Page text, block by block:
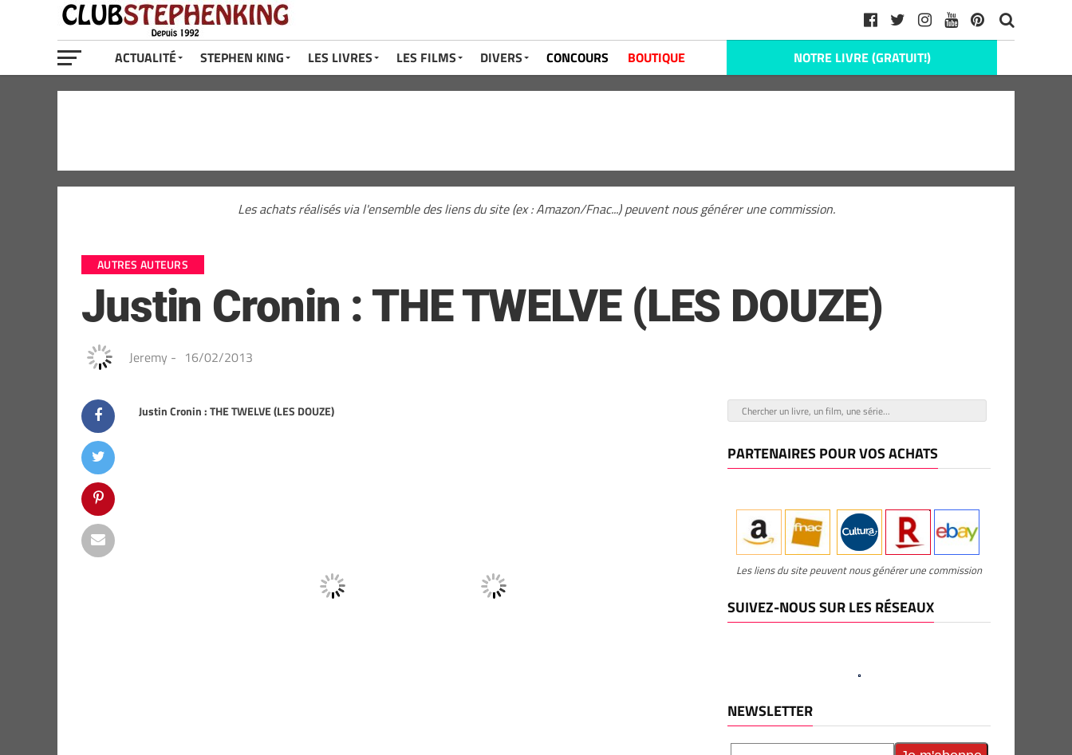
ACTUALITÉ STEPHEN KING LES LIVRES LES FILMS DIVERS CONCOURS BOUTIQUE NOTRE LIVRE (GRATUIT!)
Les achats réalisés via l'ensemble des liens du site (ex : Amazon/Fnac...) peuvent nous générer une commission.
AUTRES AUTEURS
Justin Cronin : THE TWELVE (LES DOUZE)
Jeremy - 16/02/2013
Justin Cronin : THE TWELVE (LES DOUZE)
PARTENAIRES POUR VOS ACHATS
Les liens du site peuvent nous générer une commission
SUIVEZ-NOUS SUR LES RÉSEAUX
NEWSLETTER